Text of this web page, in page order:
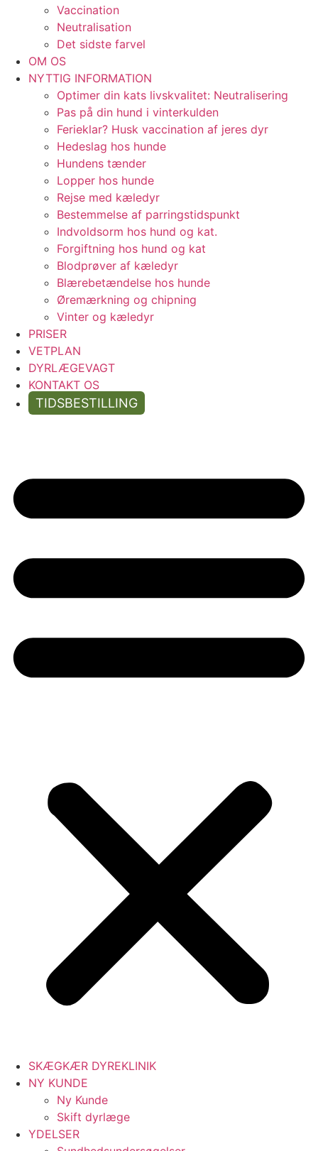
Vaccination
Neutralisation
Det sidste farvel
OM OS
NYTTIG INFORMATION
Optimer din kats livskvalitet: Neutralisering
Pas på din hund i vinterkulden
Ferieklar? Husk vaccination af jeres dyr​
Hedeslag hos hunde
Hundens tænder
Lopper hos hunde
Rejse med kæledyr
Bestemmelse af parringstidspunkt
Indvoldsorm hos hund og kat.
Forgiftning hos hund og kat
Blodprøver af kæledyr
Blærebetændelse hos hunde
Øremærkning og chipning
Vinter og kæledyr
PRISER
VETPLAN
DYRLÆGEVAGT
KONTAKT OS
TIDSBESTILLING
SKÆGKÆR DYREKLINIK
NY KUNDE
Ny Kunde
Skift dyrlæge
YDELSER